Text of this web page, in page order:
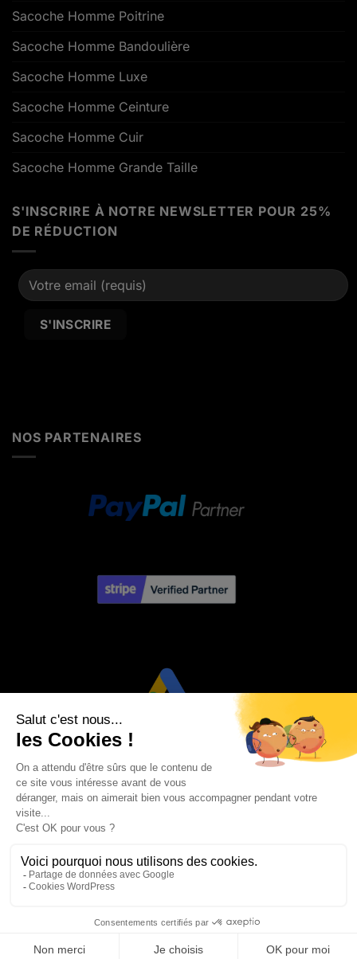
Sacoche Homme Poitrine
Sacoche Homme Bandoulière
Sacoche Homme Luxe
Sacoche Homme Ceinture
Sacoche Homme Cuir
Sacoche Homme Grande Taille
S'INSCRIRE À NOTRE NEWSLETTER POUR 25%
DE RÉDUCTION
NOS PARTENAIRES
Card
Maestro
POLITIQUE DE CONFIDENTIALITÉ
BLOG
Copyright 2026 ©Sacoche Monsieur